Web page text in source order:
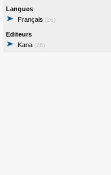
Langues
Français (26)
Editeurs
Kana (26)